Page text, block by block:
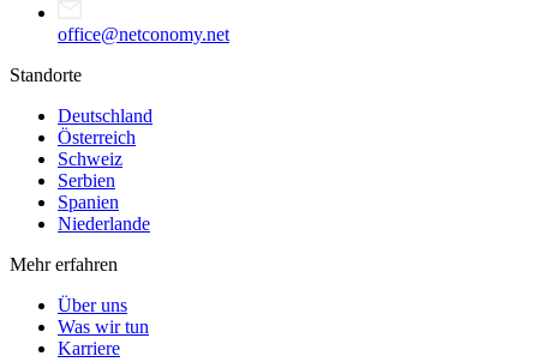
office@netconomy.net
Standorte
Deutschland
Österreich
Schweiz
Serbien
Spanien
Niederlande
Mehr erfahren
Über uns
Was wir tun
Karriere